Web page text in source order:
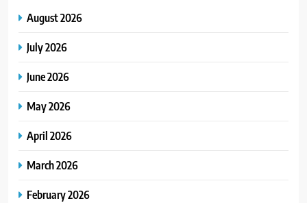
August 2026
July 2026
June 2026
May 2026
April 2026
March 2026
February 2026